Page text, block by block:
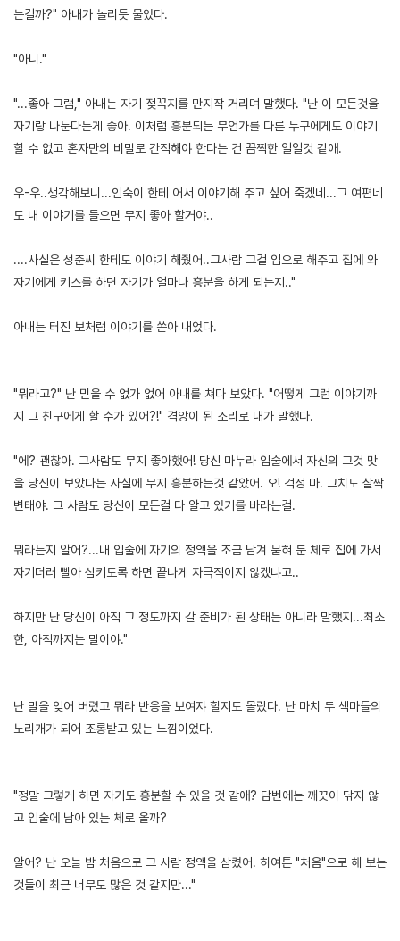
는걸까?" 아내가 놀리듯 물었다.
"아니."
"...좋아 그럼," 아내는 자기 젖꼭지를 만지작 거리며 말했다. "난 이 모든것을
자기랑 나눈다는게 좋아. 이처럼 흥분되는 무언가를 다른 누구에게도 이야기
할 수 없고 혼자만의 비밀로 간직해야 한다는 건 끔찍한 일일것 같애.
우-우..생각해보니...인숙이 한테 어서 이야기해 주고 싶어 죽겠네...그 여편네
도 내 이야기를 들으면 무지 좋아 할거야..
....사실은 성준씨 한테도 이야기 해줬어..그사람 그걸 입으로 해주고 집에 와
자기에게 키스를 하면 자기가 얼마나 흥분을 하게 되는지.."
아내는 터진 보처럼 이야기를 쏟아 내었다.
"뭐라고?" 난 믿을 수 없가 없어 아내를 쳐다 보았다. "어떻게 그런 이야기까
지 그 친구에게 할 수가 있어?!" 격앙이 된 소리로 내가 말했다.
"에? 괜찮아. 그사람도 무지 좋아했어! 당신 마누라 입술에서 자신의 그것 맛
을 당신이 보았다는 사실에 무지 흥분하는것 같았어. 오! 걱정 마. 그치도 살짝
변태야. 그 사람도 당신이 모든걸 다 알고 있기를 바라는걸.
뭐라는지 알어?...내 입술에 자기의 정액을 조금 남겨 묻혀 둔 체로 집에 가서
자기더러 빨아 삼키도록 하면 끝나게 자극적이지 않겠냐고..
하지만 난 당신이 아직 그 정도까지 갈 준비가 된 상태는 아니라 말했지...최소
한, 아직까지는 말이야."
난 말을 잊어 버렸고 뭐라 반응을 보여쟈 할지도 몰랐다. 난 마치 두 색마들의
노리개가 되어 조롱받고 있는 느낌이었다.
"정말 그렇게 하면 자기도 흥분할 수 있을 것 같애? 담번에는 깨끗이 닦지 않
고 입술에 남아 있는 체로 올까?
알어? 난 오늘 밤 처음으로 그 사람 정액을 삼켰어. 하여튼 "처음"으로 해 보는
것들이 최근 너무도 많은 것 같지만..."